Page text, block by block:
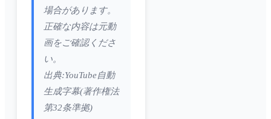
場合があります。
正確な内容は元動
画をご確認くださ
い。
出典:YouTube自動
生成字幕(著作権法
第32条準拠)